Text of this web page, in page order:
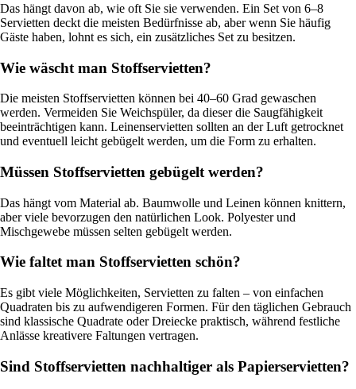
Das hängt davon ab, wie oft Sie sie verwenden. Ein Set von 6–8
Servietten deckt die meisten Bedürfnisse ab, aber wenn Sie häufig
Gäste haben, lohnt es sich, ein zusätzliches Set zu besitzen.
Wie wäscht man Stoffservietten?
Die meisten Stoffservietten können bei 40–60 Grad gewaschen
werden. Vermeiden Sie Weichspüler, da dieser die Saugfähigkeit
beeinträchtigen kann. Leinenservietten sollten an der Luft getrocknet
und eventuell leicht gebügelt werden, um die Form zu erhalten.
Müssen Stoffservietten gebügelt werden?
Das hängt vom Material ab. Baumwolle und Leinen können knittern,
aber viele bevorzugen den natürlichen Look. Polyester und
Mischgewebe müssen selten gebügelt werden.
Wie faltet man Stoffservietten schön?
Es gibt viele Möglichkeiten, Servietten zu falten – von einfachen
Quadraten bis zu aufwendigeren Formen. Für den täglichen Gebrauch
sind klassische Quadrate oder Dreiecke praktisch, während festliche
Anlässe kreativere Faltungen vertragen.
Sind Stoffservietten nachhaltiger als Papierservietten?